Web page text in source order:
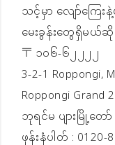
သင့်မှာ လျော်ကြေ
မေးခွန်းတွေရှိမယ်
〒 ၁၀၆-၆၂၂၂၂
3-2-1 Roppongi,
Roppongi Grand
ဘုရင်မ ပျားမြို့တ
ဖုန်းနံပါတ် : 0120-